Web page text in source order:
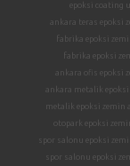
epoksi coating
ankara teras epoksi
fabrika epoksi
fabrika epoksi
ankara ofis epoksi
ankara metalik epoksi
metalik epoksi zemin
otopark epoksi
spor salonu epoksi
spor salonu epoksi